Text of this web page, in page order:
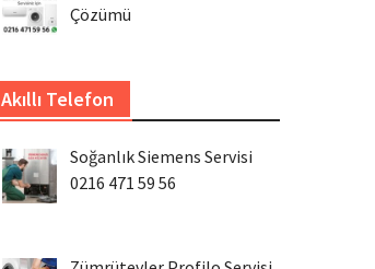
Çözümü
Akıllı Telefon
Soğanlık Siemens Servisi
0216 471 59 56